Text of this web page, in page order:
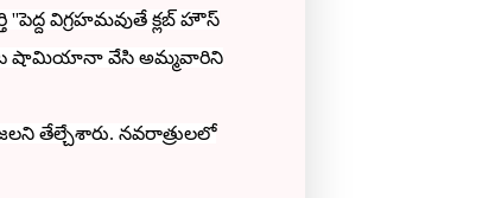
''పెద్ద విగ్రహమవుతే క్లబ్ హౌస్
బయట షామియానా వేసి అమ్మవారిని
తేల్చేశారు. నవరాత్రులలో